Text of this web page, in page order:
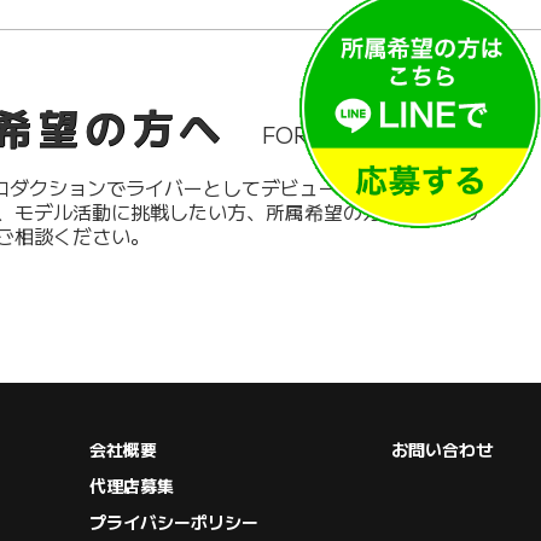
望の方へ FOR LIVER
クションでライバーとしてデビューしたい方、インフ
モデル活動に挑戦したい方、所属希望の方は、以下の
談ください。
会社概要
代理店募集
プライバシーポリシー
お問い合わせ